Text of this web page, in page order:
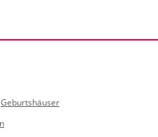
Geburtshäuser